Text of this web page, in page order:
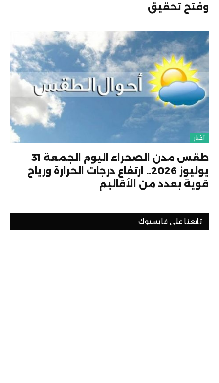
وفتح تحقيق
أخبار
طقس مدن الصحراء اليوم الجمعة 31
يوليوز 2026.. ارتفاع درجات الحرارة ورياح
قوية بعدد من الأقاليم
تابعنا على فايسبوك